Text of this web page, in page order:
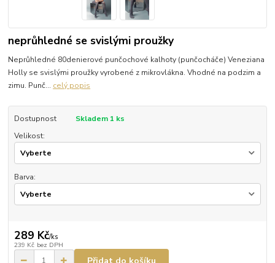
neprůhledné se svislými proužky
Neprůhledné 80denierové punčochové kalhoty (punčocháče) Veneziana
Holly se svislými proužky vyrobené z mikrovlákna. Vhodné na podzim a
zimu. Punč... celý popis
Dostupnost
Skladem 1 ks
Velikost:
Barva:
289 Kč/ks
239 Kč bez DPH